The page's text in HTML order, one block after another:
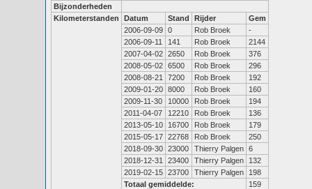
Bijzonderheden
Kilometerstanden
Datum Stand Rijder
Gem
2006-09-09 0 Rob Broek
-
2006-09-11
141 Rob Broek
2144
2007-04-02 2650 Rob Broek
376
2008-05-02 6500 Rob Broek
296
2008-08-21
7200 Rob Broek
192
2009-01-20 8000 Rob Broek
160
2009-11-30
10000 Rob Broek
194
2011-04-07
12210 Rob Broek
136
2013-05-10
16700 Rob Broek
179
2015-05-17 22768 Rob Broek
250
2018-09-30 23000 Thierry Palgen 6
2018-12-31
23400 Thierry Palgen
132
2019-02-15 23700 Thierry Palgen
198
Totaal gemiddelde:
159